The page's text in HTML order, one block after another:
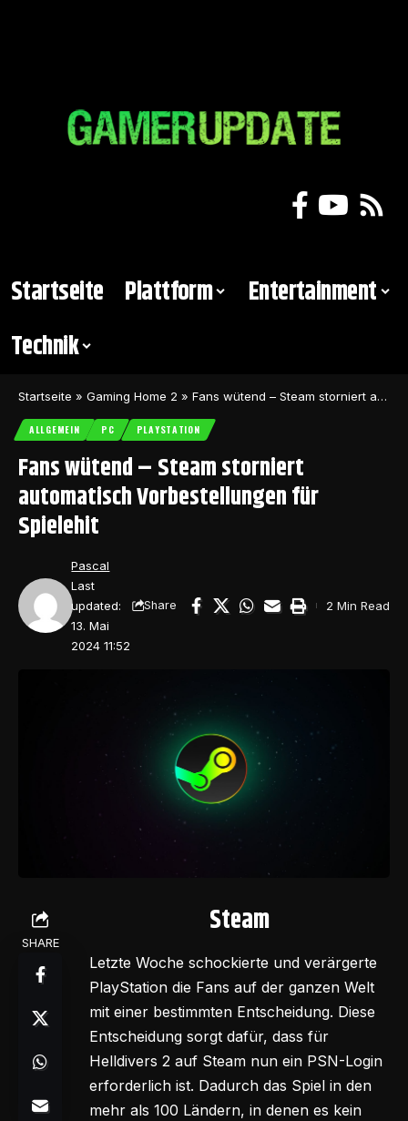
Startseite Plattform
Entertainment
Technik
Startseite » Gaming Home 2 » Fans wütend – Steam storniert automatisch Vorbestellungen für Spielehit
ALLGEMEIN PC PLAYSTATION
Fans wütend – Steam storniert
automatisch Vorbestellungen für
Spielehit
Last
updated:
13. Mai
2024 11:52
Pascal
Share 2 Min Read
SHARE
Steam
Letzte Woche schockierte und verärgerte
PlayStation die Fans auf der ganzen Welt
mit einer bestimmten Entscheidung. Diese
Entscheidung sorgt dafür, dass für
Helldivers 2 auf Steam nun ein PSN-Login
erforderlich ist. Dadurch das Spiel in den
mehr als 100 Ländern, in denen es kein